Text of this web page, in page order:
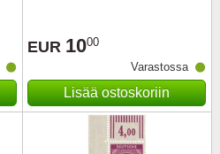
EUR 1000
Varastossa
Lisää ostoskoriin